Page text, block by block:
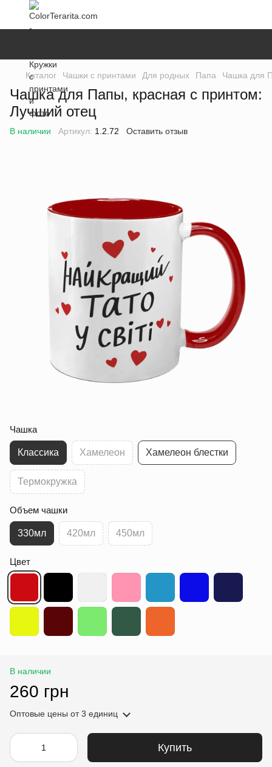
Каталог Чашки с принтами Для родных Папа Чашка для
Чашка для Папы, красная с принтом:
Лучший отец
В наличии Артикул: 1.2.72 Оставить отзыв
Чашка
Классика Хамелеон Хамелеон блестки
Термокружка
Объем чашки
330мл 420мл 450мл
Цвет
В наличии
260 грн
Оптовые цены от 3 единиц
Купить